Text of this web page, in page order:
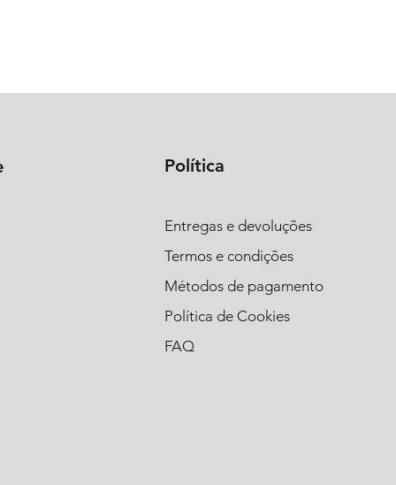
Política
Entregas e devoluções
Termos e condições
Métodos de pagamento
Política de Cookies
FAQ